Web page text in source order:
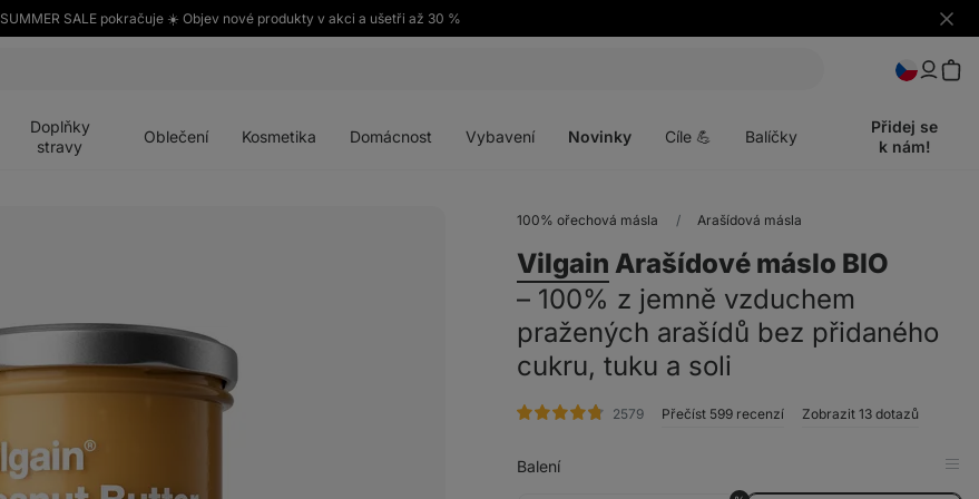
SUMMER SALE pokračuje ☀️ Objev nové produkty v akci a ušetři až 30 %
Skrýt
Doplňky
stravy
Oblečení Kosmetika Domácnost Vybavení Novinky Cíle 💪 Balíčky
Přidej se
k nám!
100% ořechová másla Arašídová másla
Vilgain Arašídové máslo BIO
⁠–⁠ 100% z jemně vzduchem
pražených arašídů bez přidaného
cukru, tuku a soli
2579hodnocení
Přečíst 599 recenzí Zobrazit 13 dotazů
Balení
v